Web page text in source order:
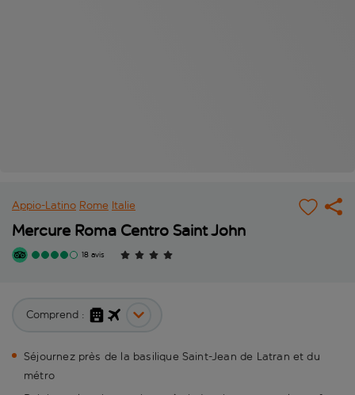
Appio-Latino Rome Italie
Mercure Roma Centro Saint John
18 avis
Comprend :
Séjournez près de la basilique Saint-Jean de Latran et du
métro